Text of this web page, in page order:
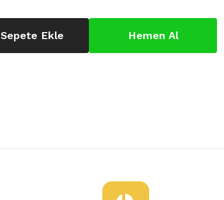
Sepete Ekle Hemen Al